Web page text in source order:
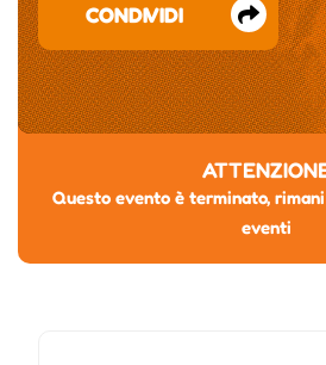
CONDIVIDI
Questo evento è terminato,
eventi